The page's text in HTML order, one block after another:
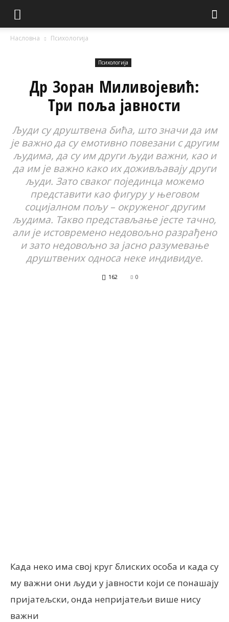
Насловна Психологија
Психологија
Др Зоран Миливојевић:
Три поља јавности
Људи су друштвена бића, што значи да им
је важно да су емотивно повезани с другим
људима, да су им други људи важни, као и
да им је важно како их доживљавају други
људи. Зато сваког појединца можемо
представити као фигуру у његовом
социјалном пољу – окруженог другим
људима. Такво представљање јесте тачно,
али је истовремено недовољно разрађено
и зато недовољно за јасно разумевање
друштвених односа неке индивидуе.
162 0
Када неко има свој круг блиских особа и када су
му важни они људи у јавности који се понашају
пријатељски, онда непријатељи више нису
важни